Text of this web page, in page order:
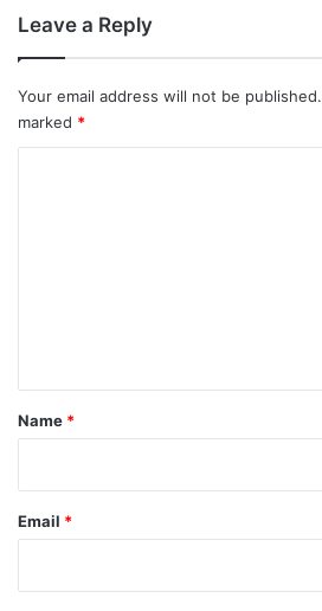
Leave a Reply
Your email address will not be published.
marked *
*
Name *
Email *